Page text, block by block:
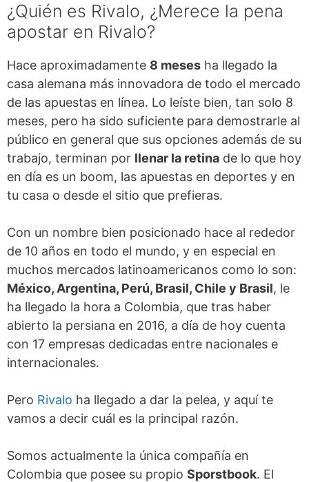
¿Quién es Rivalo, ¿Merece la pena
apostar en Rivalo?
Hace aproximadamente 8 meses ha llegado la
casa alemana más innovadora de todo el mercado
de las apuestas en línea. Lo leíste bien, tan solo 8
meses, pero ha sido suficiente para demostrarle al
público en general que sus opciones además de su
trabajo, terminan por llenar la retina de lo que hoy
en día es un boom, las apuestas en deportes y en
tu casa o desde el sitio que prefieras.
Con un nombre bien posicionado hace al rededor
de 10 años en todo el mundo, y en especial en
muchos mercados latinoamericanos como lo son:
México, Argentina, Perú, Brasil, Chile y Brasil, le
ha llegado la hora a Colombia, que tras haber
abierto la persiana en 2016, a día de hoy cuenta
con 17 empresas dedicadas entre nacionales e
internacionales.
Pero Rivalo ha llegado a dar la pelea, y aquí te
vamos a decir cuál es la principal razón.
Somos actualmente la única compañía en
Colombia que posee su propio Sporstbook. El